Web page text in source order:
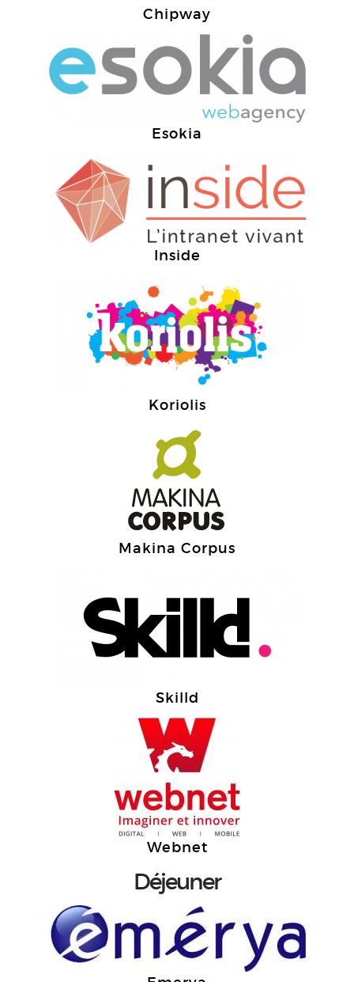
Chipway
Esokia
Inside
Koriolis
Makina Corpus
Skilld
Webnet
Déjeuner